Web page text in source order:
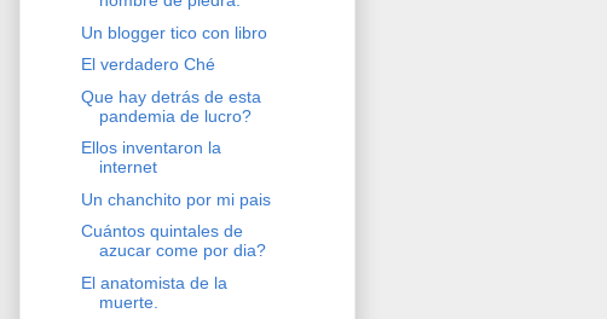
Un blogger tico con libro
El verdadero Ché
Que hay detrás de esta
pandemia de lucro?
Ellos inventaron la
internet
Un chanchito por mi pais
Cuántos quintales de
azucar come por dia?
El anatomista de la
muerte.